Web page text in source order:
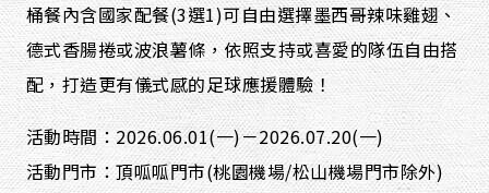
桶餐內含國家配餐(3選1)可自由選擇墨西哥辣味雞翅、
德式香腸捲或波浪薯條，依照支持或喜愛的隊伍自由搭
配，打造更有儀式感的足球應援體驗！
活動時間：2026.06.01(一)－2026.07.20(一)
活動門市：頂呱呱門市(桃園機場/松山機場門市除外)